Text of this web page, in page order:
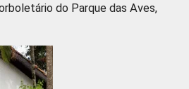
do Parque das Aves,